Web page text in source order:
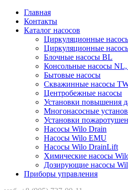
Главная
Контакты
Каталог насосов
Циркуляционные
Циркуляционные
Блочные насосы BL
Консольные насосы
Бытовые насосы
Скважинные насосы
Центробежные насосы
Установки повышения
Многонасосные
Установки
Насосы Wilo Drain
Насосы Wilo EMU
Насосы Wilo DrainLift
Химические насосы
Дозирующие насосы
Приборы управления